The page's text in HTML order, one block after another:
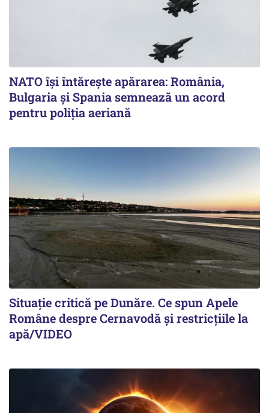
NATO își întărește apărarea: România,
Bulgaria și Spania semnează un acord
pentru poliția aeriană
Situație critică pe Dunăre. Ce spun Apele
Române despre Cernavodă și restricțiile la
apă/VIDEO